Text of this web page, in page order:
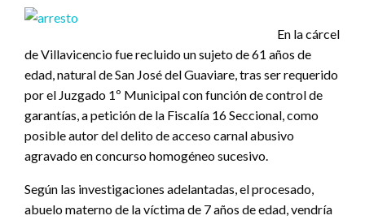
En la cárcel
de Villavicencio fue recluido un sujeto de 61 años de
edad, natural de San José del Guaviare, tras ser requerido
por el Juzgado 1º Municipal con función de control de
garantías, a petición de la Fiscalía 16 Seccional, como
posible autor del delito de acceso carnal abusivo
agravado en concurso homogéneo sucesivo.
Según las investigaciones adelantadas, el procesado,
abuelo materno de la víctima de 7 años de edad, vendría